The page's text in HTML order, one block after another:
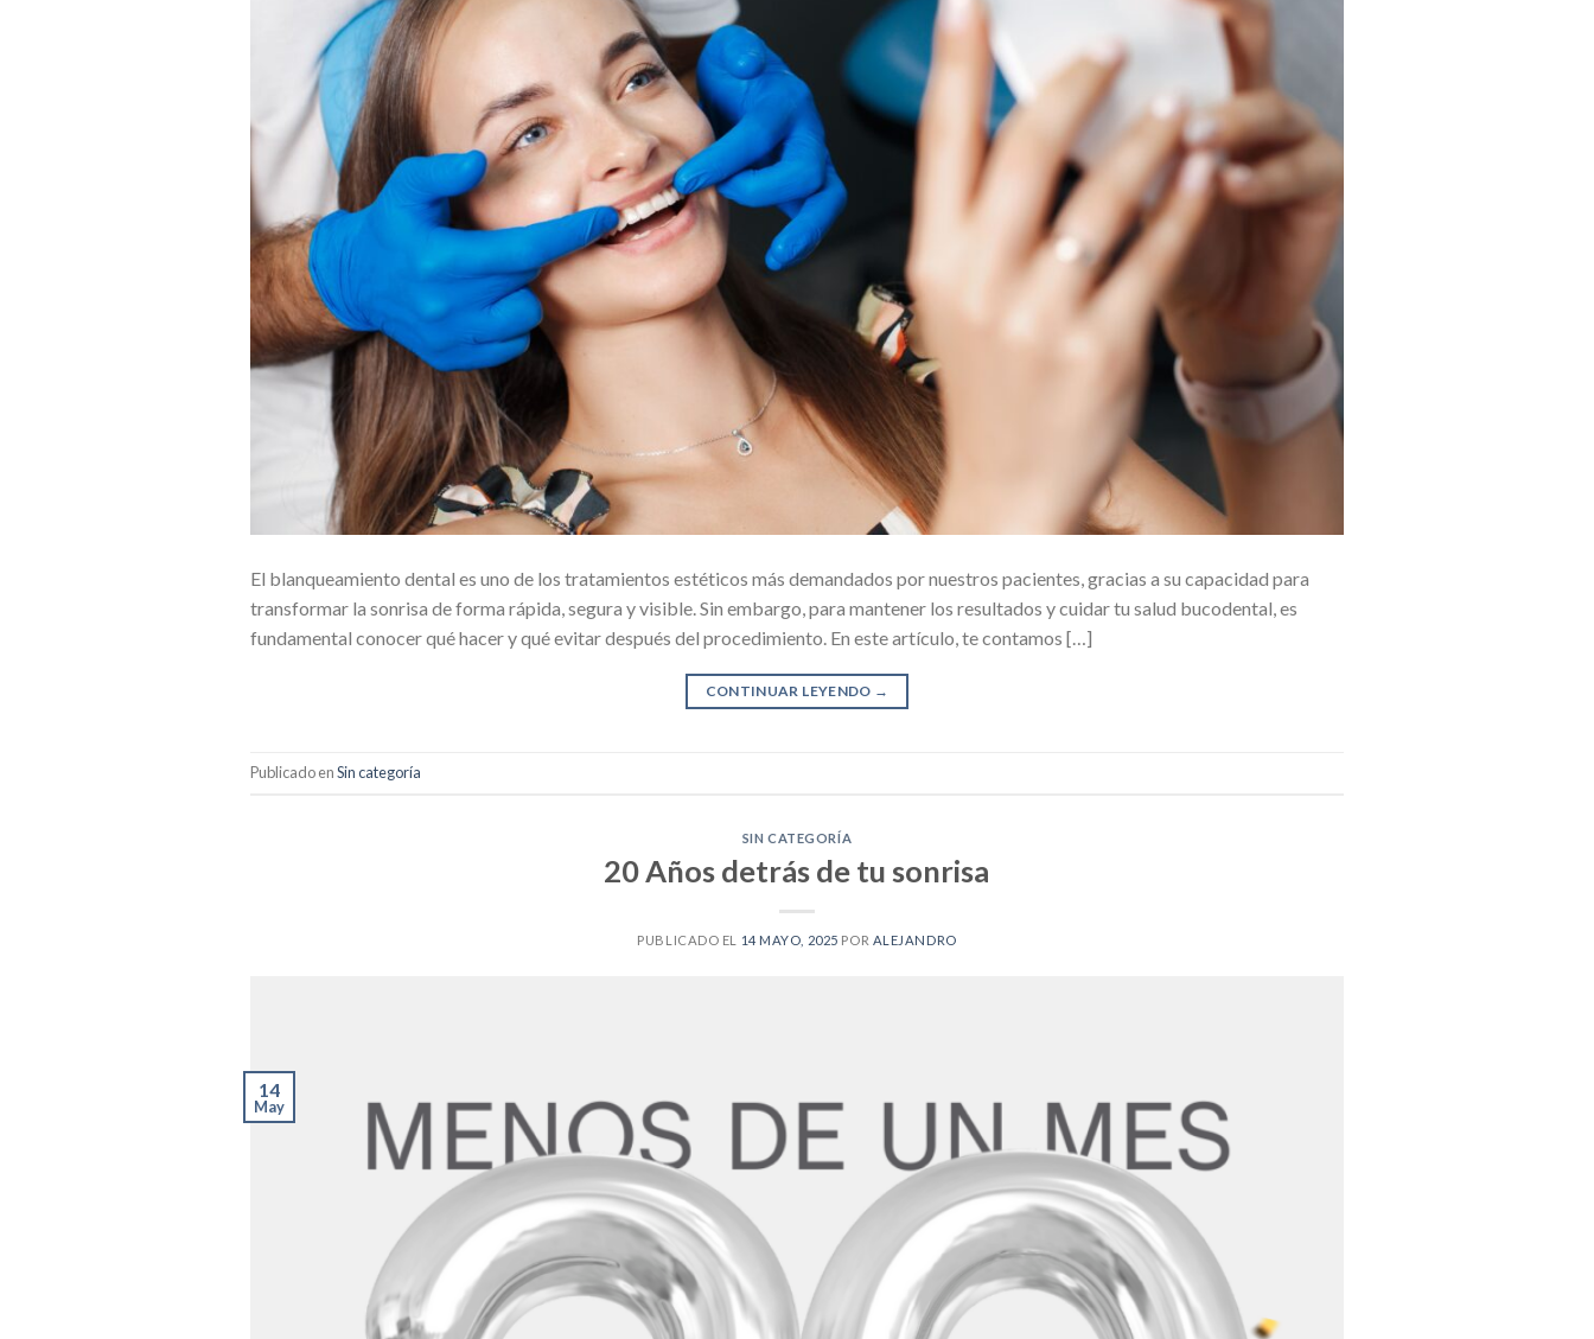
El blanqueamiento dental es uno de los tratamientos estéticos más demandados por nuestros pacientes, gracias a su capacidad para
transformar la sonrisa de forma rápida, segura y visible. Sin embargo, para mantener los resultados y cuidar tu salud bucodental, es
fundamental conocer qué hacer y qué evitar después del procedimiento. En este artículo, te contamos […]
CONTINUAR LEYENDO →
Publicado enSin categoría
SIN CATEGORÍA
20 Años detrás de tu sonrisa
PUBLICADO EL 14 MAYO, 2025 POR ALEJANDRO
14
May